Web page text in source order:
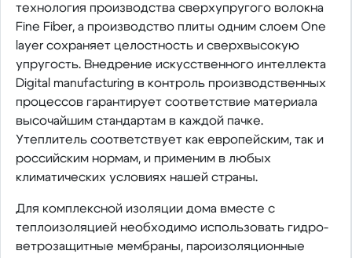
технология производства сверхупругого волокна
Fine Fiber, а производство плиты одним слоем One
layer сохраняет целостность и сверхвысокую
упругость. Внедрение искусственного интеллекта
Digital manufacturing в контроль производственных
процессов гарантирует соответствие материала
высочайшим стандартам в каждой пачке.
Утеплитель соответствует как европейским, так и
российским нормам, и применим в любых
климатических условиях нашей страны.
Для комплексной изоляции дома вместе с
теплоизоляцией необходимо использовать гидро-
ветрозащитные мембраны, пароизоляционные